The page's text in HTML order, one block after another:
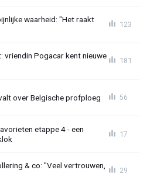
waarheid: "Het raakt
123
vriendin Pogacar kent nieuwe
181
over Belgische profploeg 56
etappe 4 - een
17
& co: "Veel vertrouwen,
29